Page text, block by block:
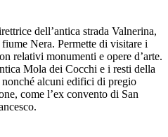
dell’antica strada Valnerina,
Nera. Permette di visitare i
relativi monumenti e opere d’arte.
Mola dei Cocchi e i resti della
alcuni edifici di pregio
come l’ex convento di San